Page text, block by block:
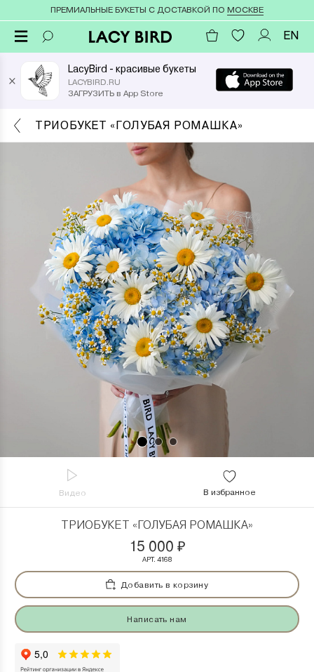
ПРЕМИАЛЬНЫЕ БУКЕТЫ С ДОСТАВКОЙ ПО МОСКВЕ
EN
×
LacyBird - красивые букеты
LACYBIRD.RU
ЗАГРУЗИТЬ в App Store
ТРИОБУКЕТ «ГОЛУБАЯ РОМАШКА»
Видео В избранное
ТРИОБУКЕТ «ГОЛУБАЯ РОМАШКА»
15 000 ₽
АРТ. 4168
Добавить в корзину
Написать нам